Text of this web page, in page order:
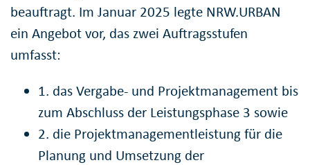
beauftragt. Im Januar 2025 legte NRW.URBAN
ein Angebot vor, das zwei Auftragsstufen
umfasst:
1. das Vergabe- und Projektmanagement bis
zum Abschluss der Leistungsphase 3 sowie
2. die Projektmanagementleistung für die
Planung und Umsetzung der